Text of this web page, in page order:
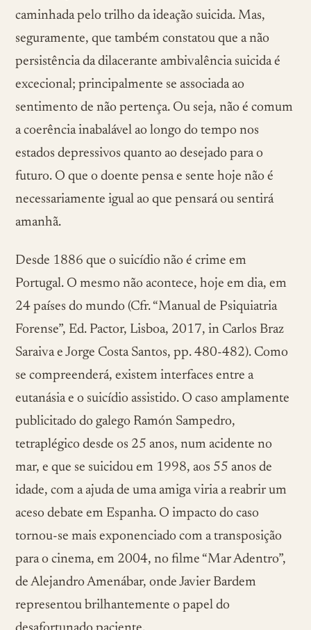
caminhada pelo trilho da ideação suicida. Mas,
seguramente, que também constatou que a não
persistência da dilacerante ambivalência suicida é
excecional; principalmente se associada ao
sentimento de não pertença. Ou seja, não é comum
a coerência inabalável ao longo do tempo nos
estados depressivos quanto ao desejado para o
futuro. O que o doente pensa e sente hoje não é
necessariamente igual ao que pensará ou sentirá
amanhã.
Desde 1886 que o suicídio não é crime em
Portugal. O mesmo não acontece, hoje em dia, em
24 países do mundo (Cfr. “Manual de Psiquiatria
Forense”, Ed. Pactor, Lisboa, 2017, in Carlos Braz
Saraiva e Jorge Costa Santos, pp. 480-482). Como
se compreenderá, existem interfaces entre a
eutanásia e o suicídio assistido. O caso amplamente
publicitado do galego Ramón Sampedro,
tetraplégico desde os 25 anos, num acidente no
mar, e que se suicidou em 1998, aos 55 anos de
idade, com a ajuda de uma amiga viria a reabrir um
aceso debate em Espanha. O impacto do caso
tornou-se mais exponenciado com a transposição
para o cinema, em 2004, no filme “Mar Adentro”,
de Alejandro Amenábar, onde Javier Bardem
representou brilhantemente o papel do